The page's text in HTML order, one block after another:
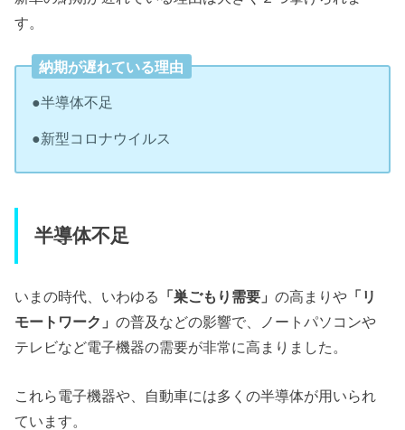
す。
納期が遅れている理由
●半導体不足
●新型コロナウイルス
半導体不足
いまの時代、いわゆる 「巣ごもり需要」の高まりや 「リ
モートワーク」の普及などの影響で、ノートパソコンや
テレビなど電子機器の需要が非常に高まりました。
これら電子機器や、自動車には多くの半導体が用いられ
ています。